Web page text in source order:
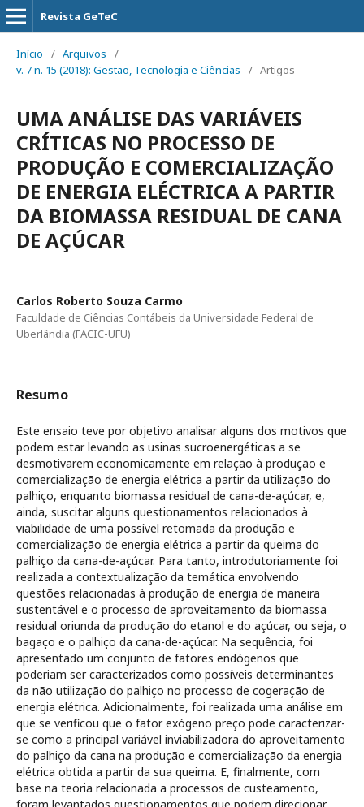
Revista GeTeC
Início / Arquivos
/
v. 7 n. 15 (2018): Gestão, Tecnologia e Ciências
/ Artigos
UMA ANÁLISE DAS VARIÁVEIS
CRÍTICAS NO PROCESSO DE
PRODUÇÃO E COMERCIALIZAÇÃO
DE ENERGIA ELÉCTRICA A PARTIR
DA BIOMASSA RESIDUAL DE CANA
DE AÇÚCAR
Carlos Roberto Souza Carmo
Faculdade de Ciências Contábeis da Universidade Federal de
Uberlândia (FACIC-UFU)
Resumo
Este ensaio teve por objetivo analisar alguns dos motivos que
podem estar levando as usinas sucroenergéticas a se
desmotivarem economicamente em relação à produção e
comercialização de energia elétrica a partir da utilização do
palhiço, enquanto biomassa residual de cana-de-açúcar, e,
ainda, suscitar alguns questionamentos relacionados à
viabilidade de uma possível retomada da produção e
comercialização de energia elétrica a partir da queima do
palhiço da cana-de-açúcar. Para tanto, introdutoriamente foi
realizada a contextualização da temática envolvendo
questões relacionadas à produção de energia de maneira
sustentável e o processo de aproveitamento da biomassa
residual oriunda da produção do etanol e do açúcar, ou seja, o
bagaço e o palhiço da cana-de-açúcar. Na sequência, foi
apresentado um conjunto de fatores endógenos que
poderiam ser caracterizados como possíveis determinantes
da não utilização do palhiço no processo de cogeração de
energia elétrica. Adicionalmente, foi realizada uma análise em
que se verificou que o fator exógeno preço pode caracterizar-
se como a principal variável inviabilizadora do aproveitamento
do palhiço da cana na produção e comercialização da energia
elétrica obtida a partir da sua queima. E, finalmente, com
base na teoria relacionada a processos de custeamento,